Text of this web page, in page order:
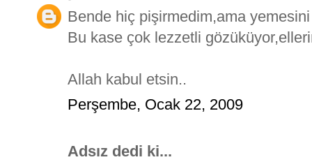
Bende hiç pişirmedim,ama
Bu kase çok lezzetli
Allah kabul etsin..
Perşembe, Ocak 22, 2009
Adsız dedi ki...